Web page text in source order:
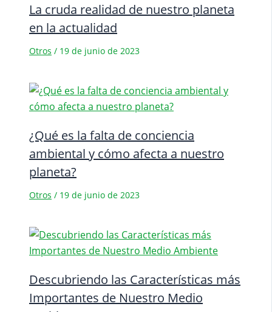
La cruda realidad de nuestro planeta
en la actualidad
Otros / 19 de junio de 2023
¿Qué es la falta de conciencia
ambiental y cómo afecta a nuestro
planeta?
Otros / 19 de junio de 2023
Descubriendo las Características más
Importantes de Nuestro Medio